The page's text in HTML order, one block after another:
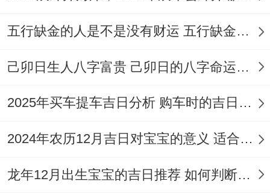
日
六
西
月
26
星
四
月
初
98
分
牛
煞
宜动土、移徙、
入宅、斋醮
月
月
96
兔
安葬；忌安床、
五行缺金的人是不是没有财运 五行缺金的人命运好不好
己卯日生人八字富贵 己卯日的八字命运如何
2025年买车提车吉日分析 购车时的吉日与禁忌
2024年农历12月吉日对宝宝的意义 适合龙年宝宝出生的日子有哪些
龙年12月出生宝宝的吉日推荐 如何判断吉日是否适合宝宝